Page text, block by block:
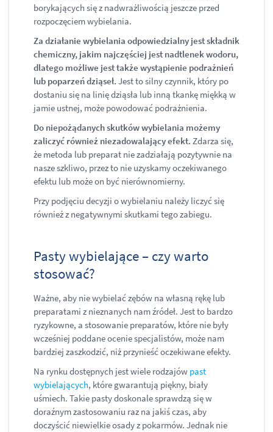
borykających się z nadwrażliwością jeszcze przed
rozpoczęciem wybielania.
Za działanie wybielania odpowiedzialny jest składnik
chemiczny, jakim najczęściej jest nadtlenek wodoru,
dlatego możliwe jest także wystąpienie podrażnień
lub poparzeń dziąseł. Jest to silny czynnik, który po
dostaniu się na linię dziąsła lub inną tkankę miękką w
jamie ustnej, może powodować podrażnienia.
Do niepożądanych skutków wybielania możemy
zaliczyć również niezadowalający efekt. Zdarza się,
że metoda lub preparat nie zadziałają pozytywnie na
nasze szkliwo, przez to nie uzyskamy oczekiwanego
efektu lub może on być nierównomierny.
Przy podjęciu decyzji o wybielaniu należy liczyć się
również z negatywnymi skutkami tego zabiegu.
Pasty wybielające – czy warto
stosować?
Ważne, aby nie wybielać zębów na własną rękę lub
preparatami z nieznanych nam źródeł. Jest to bardzo
ryzykowne, a stosowanie preparatów, które nie były
wcześniej poddane ocenie specjalistów, może nam
bardziej zaszkodzić, niż przynieść oczekiwane efekty.
Na rynku dostępnych jest wiele rodzajów past
wybielających, które gwarantują piękny, biały
uśmiech. Takie pasty doskonale sprawdzą się w
doraźnym zastosowaniu raz na jakiś czas, aby
doczyścić niewielkie osady z pokarmów. Jednak nie